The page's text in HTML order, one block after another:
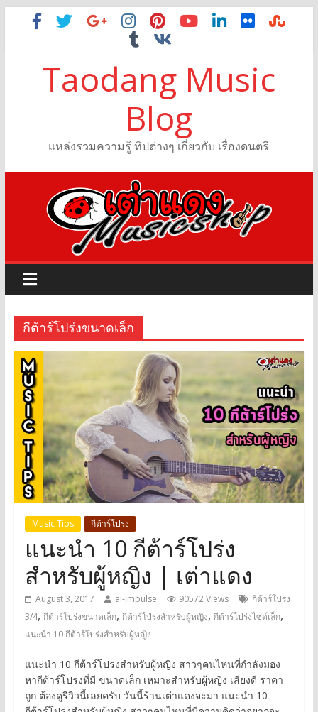
Taodang Music
Blog
แหล่งรวมความรู้ ทิปต่างๆ เกี่ยวกับ เรื่องดนตรี
กีต้าร์โปร่งขนาดเล็ก
Music Tips กีต้าร์โปร่ง
แนะนำ 10 กีต้าร์โปร่ง
สำหรับผู้หญิง | เต่าแดง
August 3, 2017 ai-impulse 90572 Views
กีต้าร์โปร่ง
3/4, กีต้าร์โปร่งขนาดเล็ก, กีต้าร์โป่รงสำหรับผู้หญิง, กีต้าร์โปร่งไซด์เล็ก,
แนะนำ 10 กีต้าร์โปร่งสำหรับผู้หญิง
แนะนำ 10 กีต้าร์โปร่งสำหรับผู้หญิง สาวๆคนไหนที่กำลังมอง
หากีต้าร์โปร่งที่มี ขนาดเล็ก เหมาะสำหรับผู้หญิง เสียงดี ราคา
ถูก ต้องดูรีวิวนี้เลยครับ วันนี้ร้านเต่าแดงจะมา แนะนำ 10